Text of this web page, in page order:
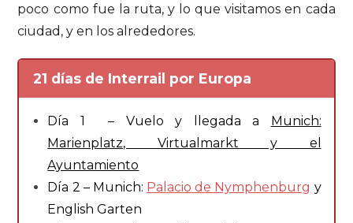
poco como fue la ruta, y lo que visitamos en cada
ciudad, y en los alrededores.
21 días de Interrail por Europa
Día 1 – Vuelo y llegada a
Munich:
Marienplatz, Virtualmarkt y el
Ayuntamiento
Día 2 – Munich: Palacio de Nymphenburg y
English Garten